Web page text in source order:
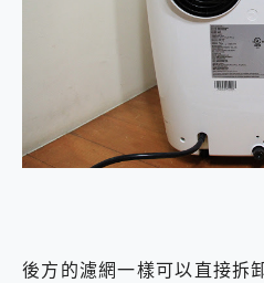
後方的濾網一樣可以直接拆